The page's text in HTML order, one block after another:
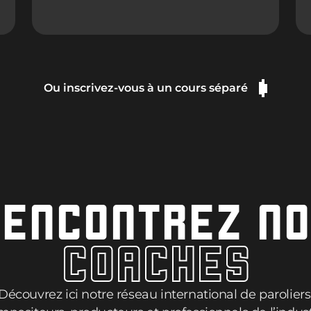
Ou inscrivez-vous à un cours séparé
COACHES
ici notre réseau international de